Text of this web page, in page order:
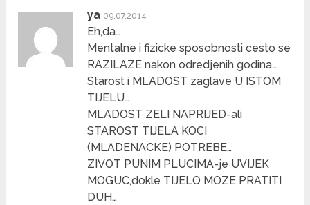
ya 09.07.2014
Eh,da…
Mentalne i fizicke sposobnosti cesto se
RAZILAZE nakon odredjenih godina…
Starost i MLADOST zaglave U ISTOM
TIJELU…
MLADOST ZELI NAPRIJED-ali
STAROST TIJELA KOCI
(MLADENACKE) POTREBE…
ZIVOT PUNIM PLUCIMA-je UVIJEK
MOGUC,dokle TIJELO MOZE PRATITI
DUH…